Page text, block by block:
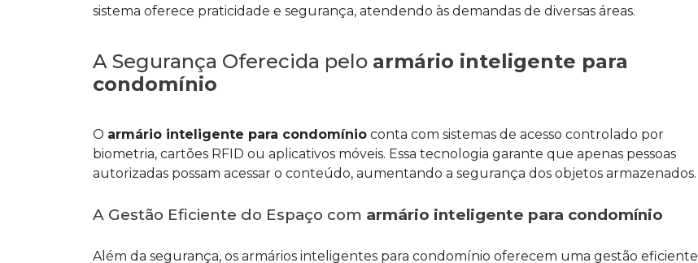
sistema oferece praticidade e segurança, atendendo às demandas de diversas áreas.
A Segurança Oferecida pelo armário inteligente para
condomínio
O armário inteligente para condomínio conta com sistemas de acesso controlado por
biometria, cartões RFID ou aplicativos móveis. Essa tecnologia garante que apenas pessoas
autorizadas possam acessar o conteúdo, aumentando a segurança dos objetos armazenados.
A Gestão Eficiente do Espaço com armário inteligente para condomínio
Além da segurança, os armários inteligentes para condomínio oferecem uma gestão eficiente